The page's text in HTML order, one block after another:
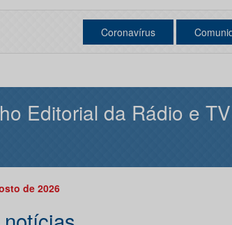
Coronavírus
Editorial da Rádio e TV
de 2026